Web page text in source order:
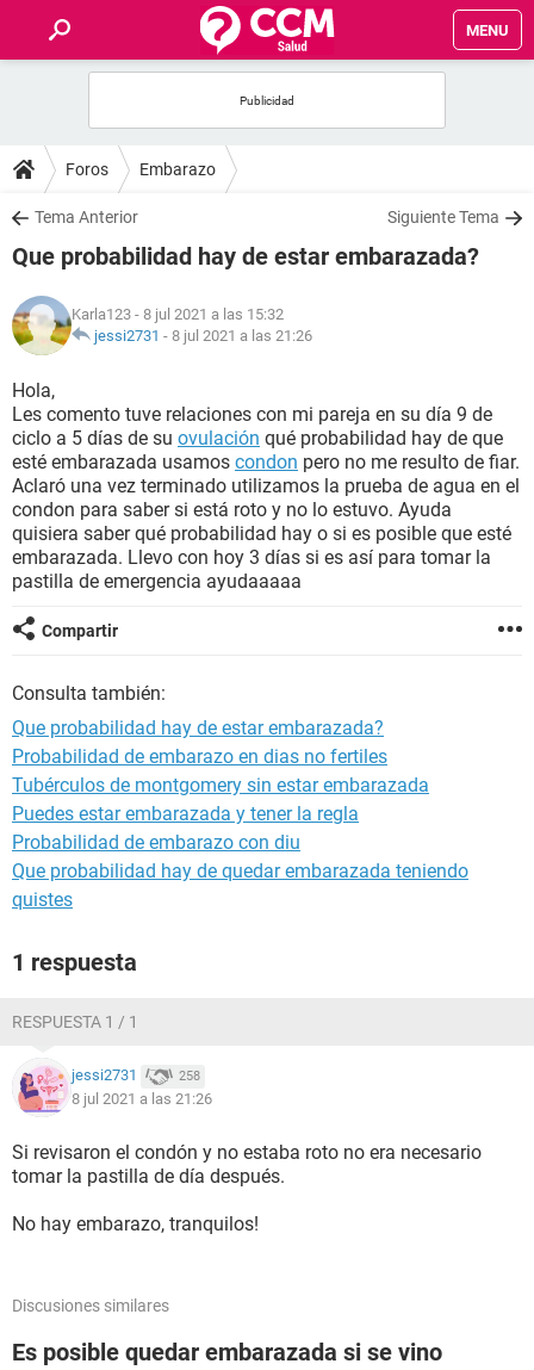
MENU
FOROS
SALUD
FAMILIA
NUTRICIÓN
BIENESTAR
SEXUALIDAD
GLOSARIO
Foros Embarazo
Tema Anterior Siguiente Tema
Que probabilidad hay de estar embarazada?
Karla123 - 8 jul 2021 a las 15:32
jessi2731 - 8 jul 2021 a las 21:26
Hola,
Les comento tuve relaciones con mi pareja en su día 9 de
ciclo a 5 días de su ovulación qué probabilidad hay de que
esté embarazada usamos condon pero no me resulto de fiar.
Aclaró una vez terminado utilizamos la prueba de agua en el
condon para saber si está roto y no lo estuvo. Ayuda
quisiera saber qué probabilidad hay o si es posible que esté
embarazada. Llevo con hoy 3 días si es así para tomar la
pastilla de emergencia ayudaaaaa
Compartir
Consulta también:
Que probabilidad hay de estar embarazada?
Probabilidad de embarazo en dias no fertiles
Tubérculos de montgomery sin estar embarazada
Puedes estar embarazada y tener la regla
Probabilidad de embarazo con diu
Que probabilidad hay de quedar embarazada teniendo
quistes
1 respuesta
RESPUESTA 1 / 1
jessi2731 258
8 jul 2021 a las 21:26
Si revisaron el condón y no estaba roto no era necesario
tomar la pastilla de día después.
No hay embarazo, tranquilos!
Discusiones similares
Es posible quedar embarazada si se vino